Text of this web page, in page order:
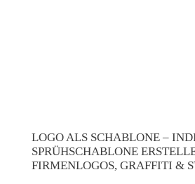
LOGO ALS SCHABLONE –
SPRÜHSCHABLONE
FIRMENLOGOS, GRAFFITI &